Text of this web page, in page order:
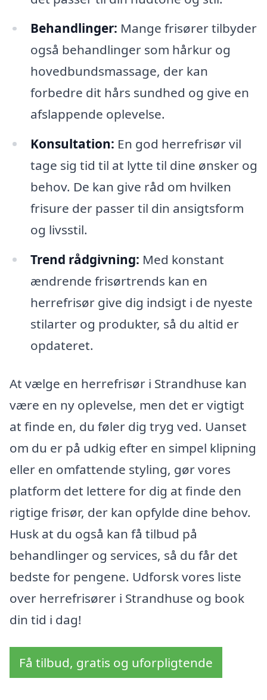
Behandlinger: Mange frisører tilbyder
også behandlinger som hårkur og
hovedbundsmassage, der kan
forbedre dit hårs sundhed og give en
afslappende oplevelse.
Konsultation: En god herrefrisør vil
tage sig tid til at lytte til dine ønsker og
behov. De kan give råd om hvilken
frisure der passer til din ansigtsform
og livsstil.
Trend rådgivning: Med konstant
ændrende frisørtrends kan en
herrefrisør give dig indsigt i de nyeste
stilarter og produkter, så du altid er
opdateret.
At vælge en herrefrisør i Strandhuse kan
være en ny oplevelse, men det er vigtigt
at finde en, du føler dig tryg ved. Uanset
om du er på udkig efter en simpel klipning
eller en omfattende styling, gør vores
platform det lettere for dig at finde den
rigtige frisør, der kan opfylde dine behov.
Husk at du også kan få tilbud på
behandlinger og services, så du får det
bedste for pengene. Udforsk vores liste
over herrefrisører i Strandhuse og book
din tid i dag!
Få tilbud, gratis og uforpligtende